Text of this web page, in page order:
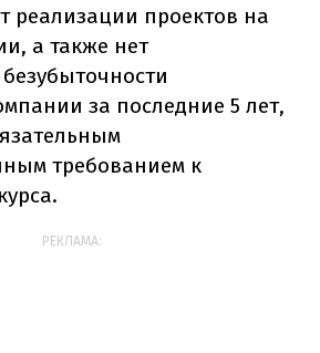
реализации проектов на
а также нет
за последние 5 лет,
требованием к
РЕКЛАМА: